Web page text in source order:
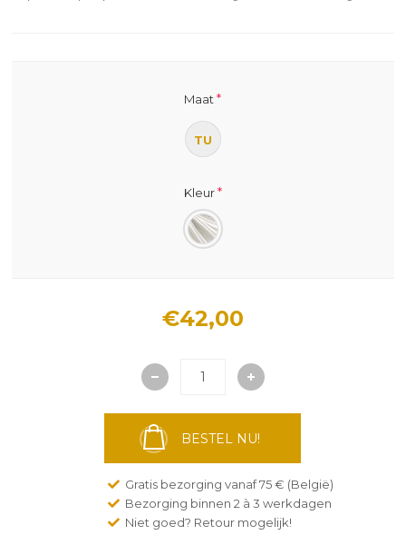
Maat *
TU
Kleur*
€42,00
BESTEL NU!
Gratis bezorging vanaf 75 € (België)
Bezorging binnen 2 à 3 werkdagen
Niet goed? Retour mogelijk!